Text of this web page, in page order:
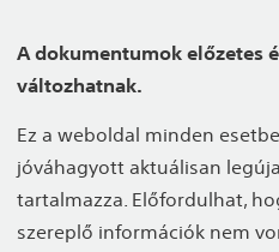
A dokumentumok előzetes
változhatnak.
Ez a weboldal minden
jóváhagyott aktuálisan
tartalmazza. Előfordulhat,
szereplő információk nem